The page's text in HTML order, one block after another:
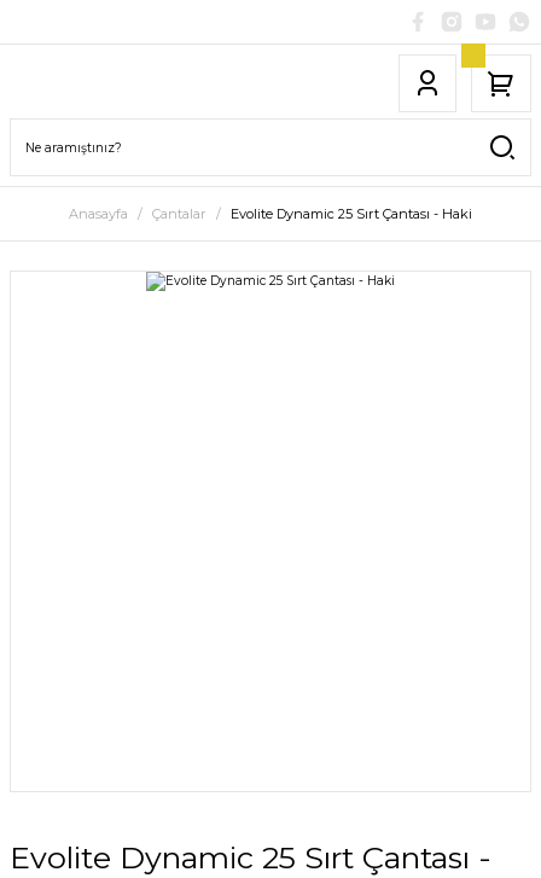
Anasayfa Çantalar Evolite Dynamic 25 Sırt Çantası - Haki
Evolite Dynamic 25 Sırt Çantası -